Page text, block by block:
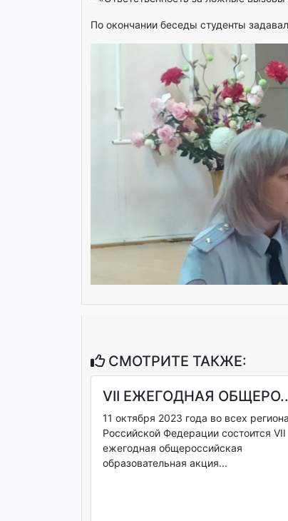
По окончании беседы студенты
СМОТРИТЕ ТАКЖЕ:
VII ЕЖЕГОДНАЯ
11 октября 2023 года во всех
Российской Федерации состоится VII
ежегодная общероссийская
образовательная акция...